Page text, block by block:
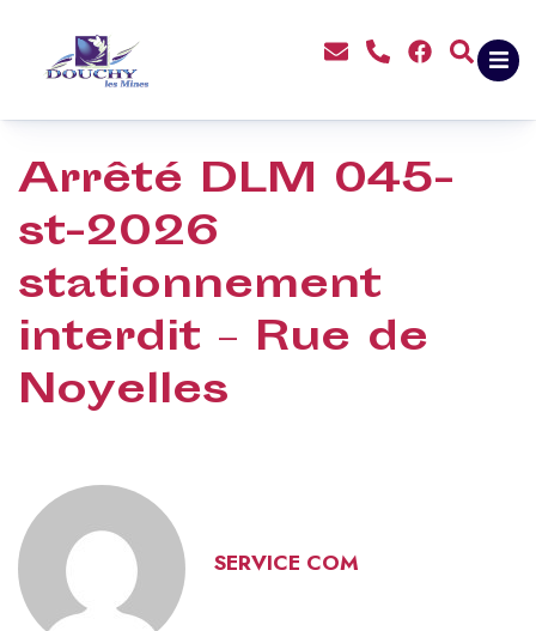
principal
Arrêté DLM 045-
st-2026
stationnement
interdit – Rue de
Noyelles
SERVICE COM